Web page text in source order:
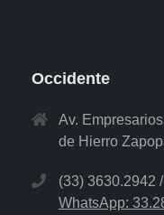
Occidente
Av.
de Hierro
(33) 3630.2942
WhatsApp: